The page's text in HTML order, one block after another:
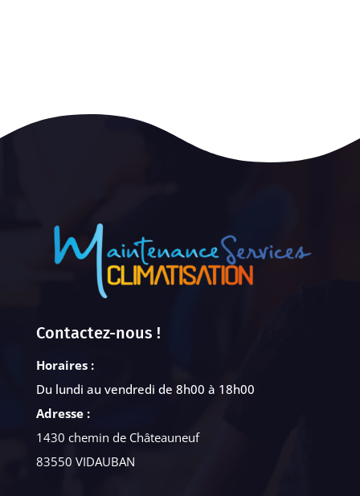
Contactez-nous !
Horaires :
Du lundi au vendredi de 8h00 à 18h00
Adresse :
1430 chemin de Châteauneuf
83550 VIDAUBAN